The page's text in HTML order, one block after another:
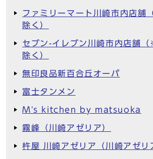
ファミリーマート川崎市内店舗
除く）
セブン-イレブン川崎市内店舗
除く）
無印良品新百合丘オーパ
富士タンメン
M's kitchen by matsuoka
霧峰（川崎アゼリア）
杵屋 川崎アゼリア（川崎アゼリ